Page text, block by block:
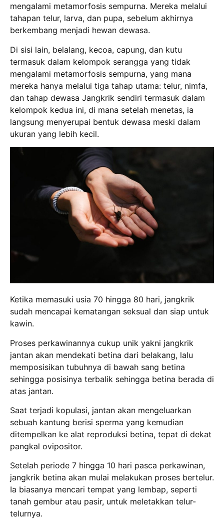
mengalami metamorfosis sempurna. Mereka melalui
tahapan telur, larva, dan pupa, sebelum akhirnya
berkembang menjadi hewan dewasa.
Di sisi lain, belalang, kecoa, capung, dan kutu
termasuk dalam kelompok serangga yang tidak
mengalami metamorfosis sempurna, yang mana
mereka hanya melalui tiga tahap utama: telur, nimfa,
dan tahap dewasa Jangkrik sendiri termasuk dalam
kelompok kedua ini, di mana setelah menetas, ia
langsung menyerupai bentuk dewasa meski dalam
ukuran yang lebih kecil.
Ketika memasuki usia 70 hingga 80 hari, jangkrik
sudah mencapai kematangan seksual dan siap untuk
kawin.
Proses perkawinannya cukup unik yakni jangkrik
jantan akan mendekati betina dari belakang, lalu
memposisikan tubuhnya di bawah sang betina
sehingga posisinya terbalik sehingga betina berada di
atas jantan.
Saat terjadi kopulasi, jantan akan mengeluarkan
sebuah kantung berisi sperma yang kemudian
ditempelkan ke alat reproduksi betina, tepat di dekat
pangkal ovipositor.
Setelah periode 7 hingga 10 hari pasca perkawinan,
jangkrik betina akan mulai melakukan proses bertelur.
Ia biasanya mencari tempat yang lembap, seperti
tanah gembur atau pasir, untuk meletakkan telur-
telurnya.